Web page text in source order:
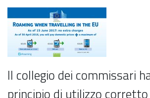
Newsletter
Il collegio dei commissari
principio di utilizzo